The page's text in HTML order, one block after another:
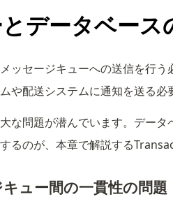
データベー
ッセージキューへの送信を行
や配送システムに通知を送る必
な問題が潜んでいます。デー
るのが、本章で解説する
ュー間の一貫性の問題